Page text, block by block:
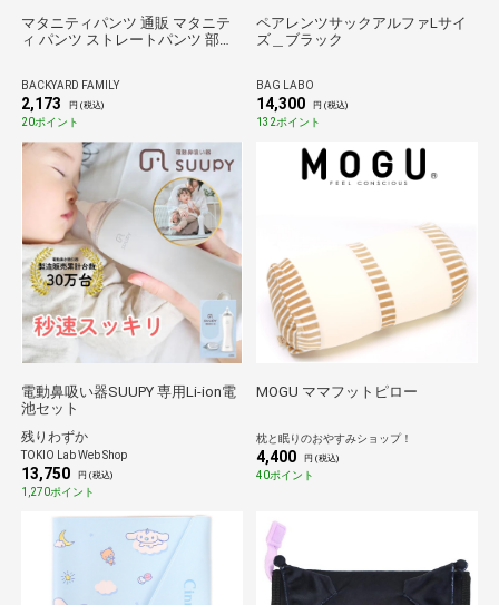
マタニティパンツ 通販 マタニテ
ィ パンツ ストレートパンツ 部屋
ジャマ 大きいサイズ 春夏 春秋 ゆ
ったり 妊婦服 産前 産後 妊婦 マタ
ニティウェア マタニティ用品 マ
マ用品
BACKYARD FAMILY
2,173 円 (税込)
20ポイント
ペアレンツサックアルファLサイ
ズ＿ブラック
BAG LABO
14,300 円 (税込)
132ポイント
電動鼻吸い器SUUPY 専用Li-ion電
池セット
残りわずか
TOKIO Lab Web Shop
13,750 円 (税込)
1,270ポイント
MOGU ママフットピロー
枕と眠りのおやすみショップ！
4,400 円 (税込)
40ポイント